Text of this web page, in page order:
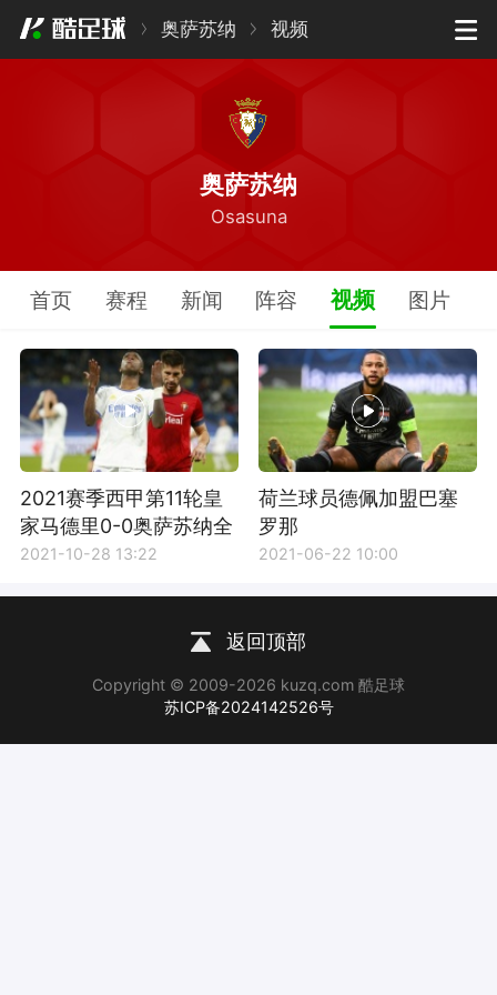
奥萨苏纳 视频
奥萨苏纳
Osasuna
首页 赛程 新闻 阵容 视频 图片
2021赛季西甲第11轮皇
家马德里0-0奥萨苏纳全
场集锦
2021-10-28 13:22
荷兰球员德佩加盟巴塞
罗那
2021-06-22 10:00
返回顶部
Copyright © 2009-2026 kuzq.com 酷足球
苏ICP备2024142526号